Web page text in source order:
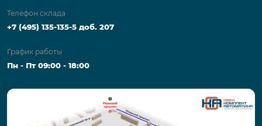
Телефон склада
+7 (495) 135-135-5 доб. 207
График работы
Пн - Пт 09:00 - 18:00